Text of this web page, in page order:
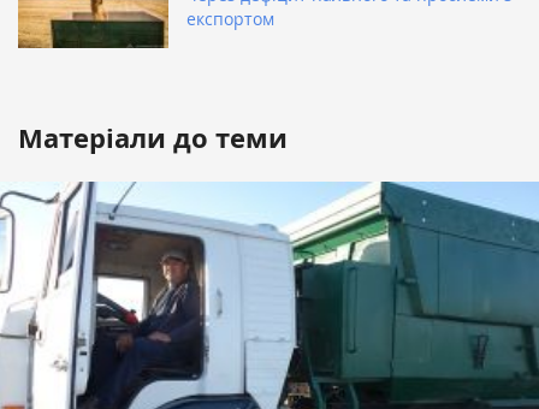
експортом
Матеріали до теми